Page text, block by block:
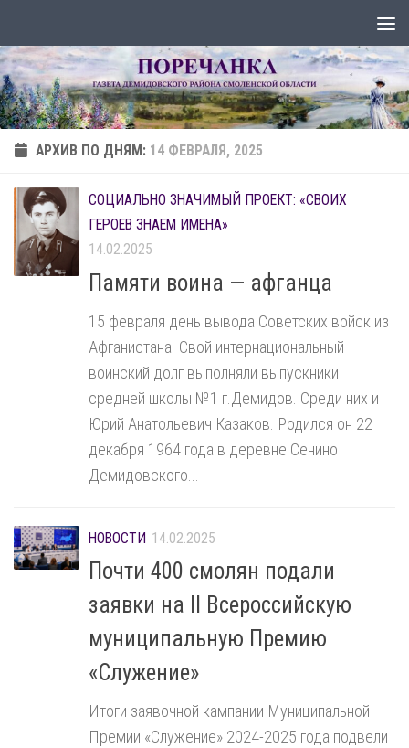
АРХИВ ПО ДНЯМ: 14 ФЕВРАЛЯ, 2025
СОЦИАЛЬНО ЗНАЧИМЫЙ ПРОЕКТ: «СВОИХ
ГЕРОЕВ ЗНАЕМ ИМЕНА»
14.02.2025
Памяти воина — афганца
15 февраля день вывода Советских войск из
Афганистана. Свой интернациональный
воинский долг выполняли выпускники
средней школы №1 г.Демидов. Среди них и
Юрий Анатольевич Казаков. Родился он 22
декабря 1964 года в деревне Сенино
Демидовского...
НОВОСТИ 14.02.2025
Почти 400 смолян подали
заявки на II Всероссийскую
муниципальную Премию
«Служение»
Итоги заявочной кампании Муниципальной
Премии «Служение» 2024-2025 года подвели